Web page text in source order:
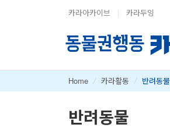
카라아카이브 | 카라두잉
Home / 카라활동 / 반려동물
반려동물